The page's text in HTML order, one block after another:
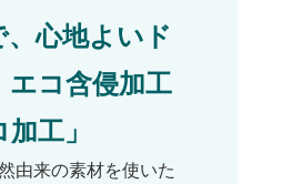
心地よいド
エコ含侵加工
工」
由来の素材を使いた